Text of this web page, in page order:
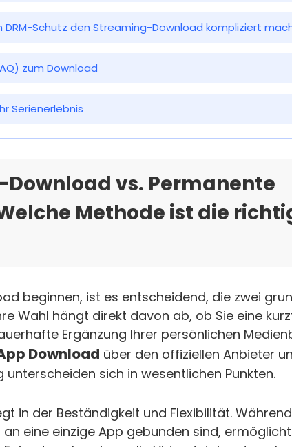
DRM-Schutz den Streaming-Download kompliziert
zum Download
Serienerlebnis
vs. Permanente
Methode ist die
beginnen, ist es entscheidend, die zwei
Wahl hängt direkt davon ab, ob Sie eine
Ergänzung Ihrer persönlichen
Download über den offiziellen Anbieter
sich in wesentlichen Punkten.
in der Beständigkeit und Flexibilität.
eine einzige App gebunden sind,